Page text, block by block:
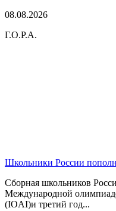
08.08.2026
Г.О.Р.А.
Школьники России
Сборная школьников
Международной
(IOAI)и третий год...